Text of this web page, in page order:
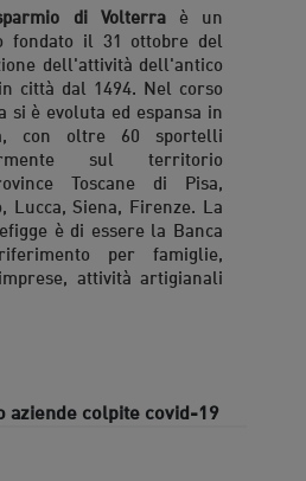
di Volterraè un
fondato il 31 ottobre del
dell'attività dell'antico
città dal 1494. Nel corso
si è evoluta ed espansa in
con oltre 60 sportelli
sul territorio
Toscane di Pisa,
Lucca, Siena, Firenze. La
è di essere la Banca
per famiglie,
attività artigianali
aziende colpite covid-19